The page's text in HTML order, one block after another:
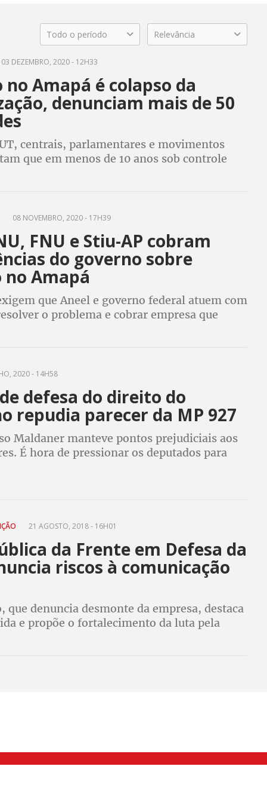
Todo o período Relevância
DEZEMBRO, 2020 - 12H33
no Amapá é colapso da
denunciam mais de 50
centrais, parlamentares e movimentos
que em menos de 10 anos sob controle
08 NOVEMBRO, 2020 - 17H39
FNU e Stiu-AP cobram
do governo sobre
no Amapá
que Aneel e governo federal atuem com
o problema e cobrar empresa que
2020 - 14H58
defesa do direito do
repudia parecer da MP 927
Maldaner manteve pontos prejudiciais aos
É hora de pressionar os deputados para
21 AGOSTO, 2018 - 16H01
da Frente em Defesa da
riscos à comunicação
que denuncia desmonte da empresa, destaca
e propõe o fortalecimento da luta pela